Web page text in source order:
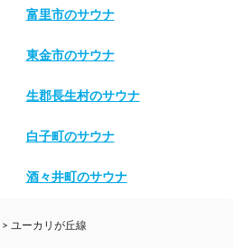
富里市のサウナ
東金市のサウナ
生郡長生村のサウナ
白子町のサウナ
酒々井町のサウナ
> ユーカリが丘線